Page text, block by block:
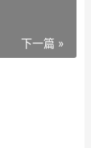
下一篇 »